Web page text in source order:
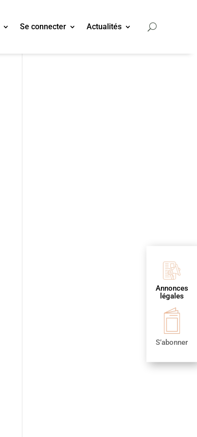
Se connecter Actualités
Annonces
légales
S’abonner